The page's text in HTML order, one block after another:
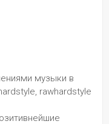
музыки в
rawhardstyle